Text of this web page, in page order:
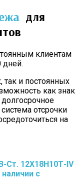
для
клиентам
дней.
и постоянных
как знак
отсрочки
на
Cт. 12Х18Н10Т-IV
с